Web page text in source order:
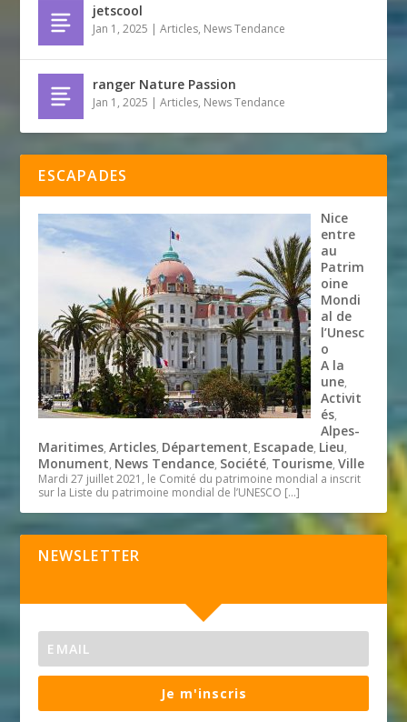
jetscool
Jan 1, 2025 |Articles, News Tendance
ranger Nature Passion
Jan 1, 2025 |Articles, News Tendance
ESCAPADES
Nice
entre
au
Patrim
oine
Mondi
al de
l’Unesc
o
A la
une,
Activit
és,
Alpes-
Maritimes,Articles, Département, Escapade, Lieu,
Monument, News Tendance, Société, Tourisme,Ville
Mardi 27 juillet 2021, le Comité du patrimoine mondial a inscrit
sur la Liste du patrimoine mondial de l’UNESCO […]
NEWSLETTER
Je m'inscris